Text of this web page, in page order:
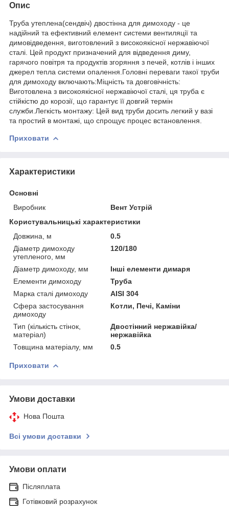
Опис
Труба утеплена(сендвіч) двостінна для димоходу - це
надійний та ефективний елемент системи вентиляції та
димовідведення, виготовлений з високоякісної нержавіючої
сталі. Цей продукт призначений для відведення диму,
гарячого повітря та продуктів згоряння з печей, котлів і інших
джерел тепла системи опалення.Головні переваги такої труби
для димоходу включають:Міцність та довговічність:
Виготовлена з високоякісної нержавіючої сталі, ця труба є
стійкістю до корозії, що гарантує її довгий термін
служби.Легкість монтажу: Цей вид труби досить легкий у вазі
та простий в монтажі, що спрощує процес встановлення.
Приховати
Характеристики
Основні
Виробник
Вент Устрій
Користувальницькі характеристики
Довжина, м
0.5
Діаметр димоходу
утепленого, мм
120/180
Діаметр димоходу, мм
Інші елементи димаря
Елементи димоходу
Труба
Марка сталі димоходу
AISI 304
Сфера застосування
димоходу
Котли, Печі, Каміни
Тип (кількість стінок,
матеріал)
Двостінний нержавійка/
нержавійка
Товщина матеріалу, мм
0.5
Приховати
Умови доставки
Нова Пошта
Всі умови доставки
Умови оплати
Післяплата
Готівковий розрахунок